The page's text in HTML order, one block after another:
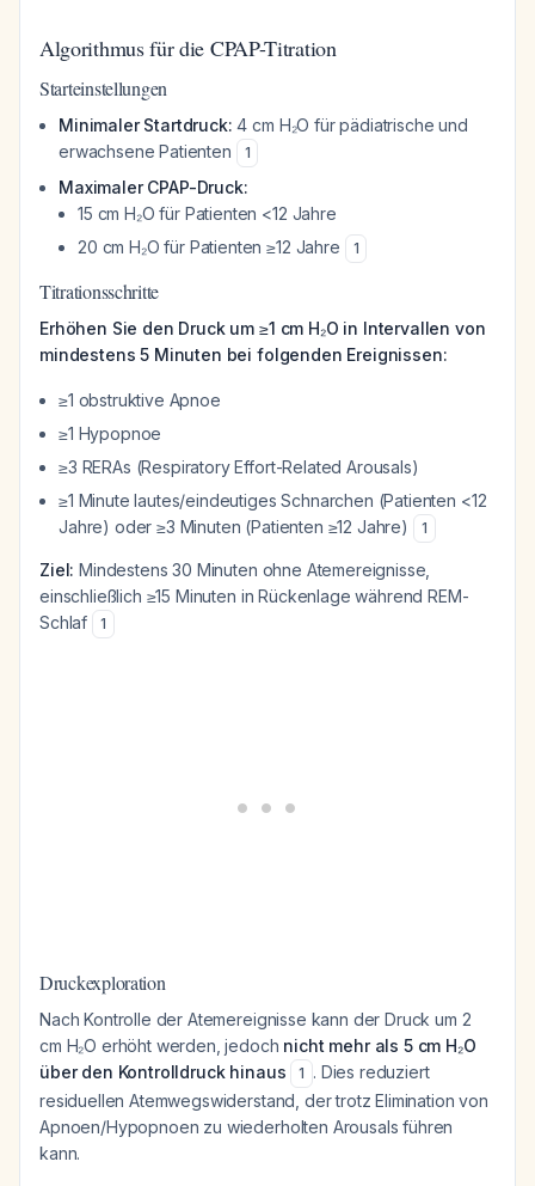
Algorithmus für die CPAP-Titration
Starteinstellungen
Minimaler Startdruck: 4 cm H₂O für pädiatrische und
erwachsene Patienten
1
Maximaler CPAP-Druck:
15 cm H₂O für Patienten <12 Jahre
20 cm H₂O für Patienten ≥12 Jahre
1
Titrationsschritte
Erhöhen Sie den Druck um ≥1 cm H₂O in Intervallen von
mindestens 5 Minuten bei folgenden Ereignissen:
≥1 obstruktive Apnoe
≥1 Hypopnoe
≥3 RERAs (Respiratory Effort-Related Arousals)
≥1 Minute lautes/eindeutiges Schnarchen (Patienten <12
Jahre) oder ≥3 Minuten (Patienten ≥12 Jahre)
1
Ziel: Mindestens 30 Minuten ohne Atemereignisse,
einschließlich ≥15 Minuten in Rückenlage während REM-
Schlaf
1
Druckexploration
Nach Kontrolle der Atemereignisse kann der Druck um 2
cm H₂O erhöht werden, jedoch nicht mehr als 5 cm H₂O
über den Kontrolldruck hinaus
1 . Dies reduziert
residuellen Atemwegswiderstand, der trotz Elimination von
Apnoen/Hypopnoen zu wiederholten Arousals führen
kann.